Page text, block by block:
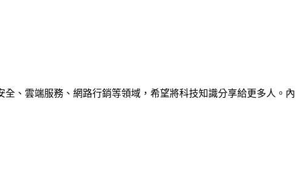
、雲端服務、網路行銷等領域，希望將科技知識分享給更多人。內